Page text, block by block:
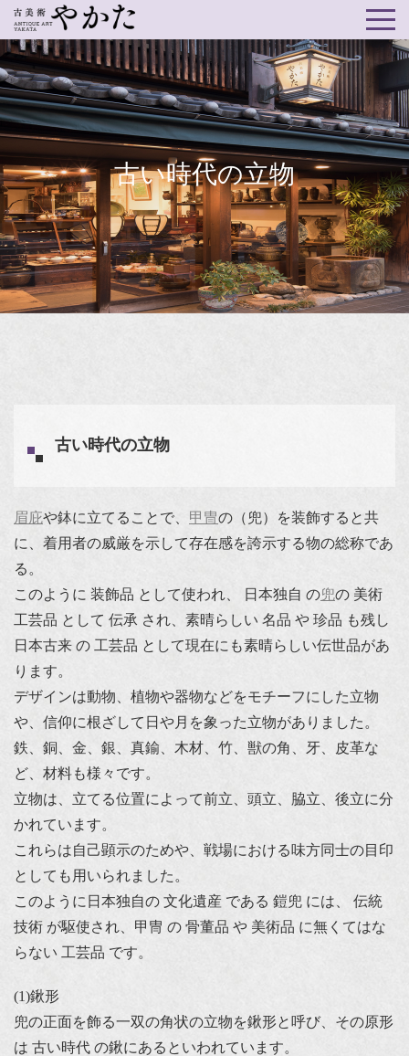
古い時代の立物
古い時代の立物
眉庇や鉢に立てることで、 甲冑の（兜）を装飾すると共
に、着用者の威厳を示して存在感を誇示する物の総称であ
る。
このように 装飾品 として使われ、 日本独自 の兜の 美術
工芸品 として 伝承 され、素晴らしい 名品 や 珍品 も残し
日本古来 の 工芸品 として現在にも素晴らしい伝世品があ
ります。
デザインは動物、植物や器物などをモチーフにした立物
や、信仰に根ざして日や月を象った立物がありました。
鉄、銅、金、銀、真鍮、木材、竹、獣の角、牙、皮革な
ど、材料も様々です。
立物は、立てる位置によって前立、頭立、脇立、後立に分
かれています。
これらは自己顕示のためや、戦場における味方同士の目印
としても用いられました。
このように日本独自の 文化遺産 である 鎧兜 には、 伝統
技術 が駆使され、甲冑 の 骨董品 や 美術品 に無くてはな
らない 工芸品 です。
(1)鍬形
兜の正面を飾る一双の角状の立物を鍬形と呼び、その原形
は 古い時代 の鍬にあるといわれています。